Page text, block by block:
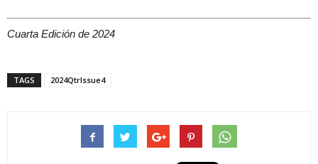
Cuarta Edición de 2024
TAGS 2024QtrIssue4